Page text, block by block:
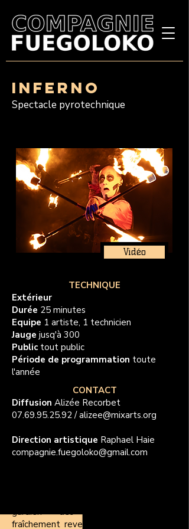
iNFERNO
Spectacle pyrotechnique
Vidéo
TECHNIQUE
Extérieur
Durée 25 minutes
Equipe 1 artiste, 1 technicien
Jauge jusq'à 300
Public tout public
Période de programmation toute
l'année
CONTACT
Diffusion Alizée Recorbet
07.69.95.25.92/alizee@mixarts.org
Direction artistique Raphael Haie
compagnie.fuegoloko@gmail.com
gardien des Portes Infernales,
fraîchement revenu de sa formation en